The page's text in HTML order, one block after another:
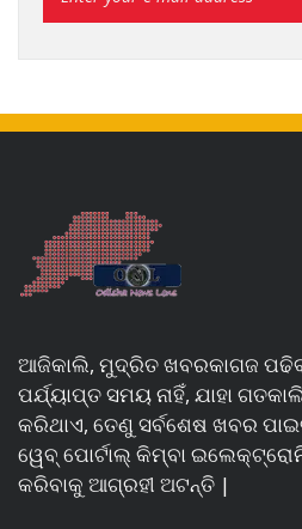
ଆଜିକାଲି, ମୁଦ୍ରିତ ଖବରକାଗଜ
ପର୍ଯ୍ୟାପ୍ତ ସମୟ ନାହିଁ, ଯାହା
କରିଥାଏ, ତେଣୁ ସର୍ବଶେଷ ଖବର
ୱେବ୍ ପୋର୍ଟାଲ୍ କିମ୍ବା
କରିବାକୁ ଆଗ୍ରହୀ ଅଟନ୍ତି |